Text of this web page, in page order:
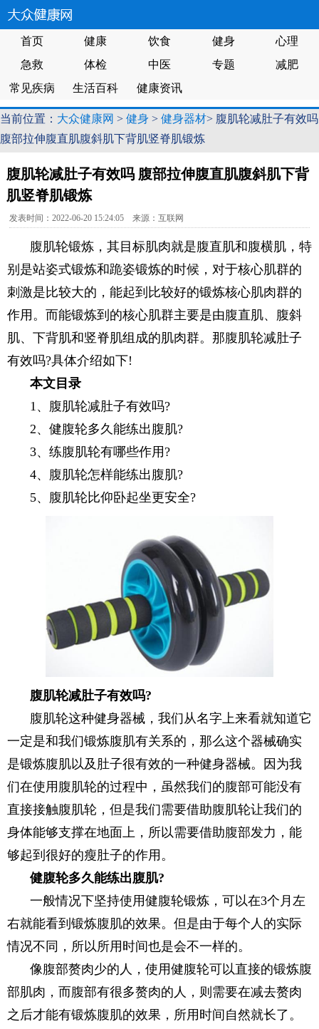
首页 健康 饮食 健身
心理
急救
体检 中医 专题
减肥
常见疾病
生活百科 健康资讯
当前位置： 大众健康网 > 健身 > 健身器材> 腹肌轮减肚子有效吗
腹部拉伸腹直肌腹斜肌下背肌竖脊肌锻炼
腹肌轮减肚子有效吗 腹部拉伸腹直肌腹斜肌下背
肌竖脊肌锻炼
发表时间：2022-06-20 15:24:05 来源：互联网
腹肌轮锻炼，其目标肌肉就是腹直肌和腹横肌，特
别是站姿式锻炼和跪姿锻炼的时候，对于核心肌群的
刺激是比较大的，能起到比较好的锻炼核心肌肉群的
作用。而能锻炼到的核心肌群主要是由腹直肌、腹斜
肌、下背肌和竖脊肌组成的肌肉群。那腹肌轮减肚子
有效吗?具体介绍如下!
本文目录
1、腹肌轮减肚子有效吗?
2、健腹轮多久能练出腹肌?
3、练腹肌轮有哪些作用?
4、腹肌轮怎样能练出腹肌?
5、腹肌轮比仰卧起坐更安全?
腹肌轮减肚子有效吗?
腹肌轮这种健身器械，我们从名字上来看就知道它
一定是和我们锻炼腹肌有关系的，那么这个器械确实
是锻炼腹肌以及肚子很有效的一种健身器械。因为我
们在使用腹肌轮的过程中，虽然我们的腹部可能没有
直接接触腹肌轮，但是我们需要借助腹肌轮让我们的
身体能够支撑在地面上，所以需要借助腹部发力，能
够起到很好的瘦肚子的作用。
健腹轮多久能练出腹肌?
一般情况下坚持使用健腹轮锻炼，可以在3个月左
右就能看到锻炼腹肌的效果。但是由于每个人的实际
情况不同，所以所用时间也是会不一样的。
像腹部赘肉少的人，使用健腹轮可以直接的锻炼腹
部肌肉，而腹部有很多赘肉的人，则需要在减去赘肉
之后才能有锻炼腹肌的效果，所用时间自然就长了。